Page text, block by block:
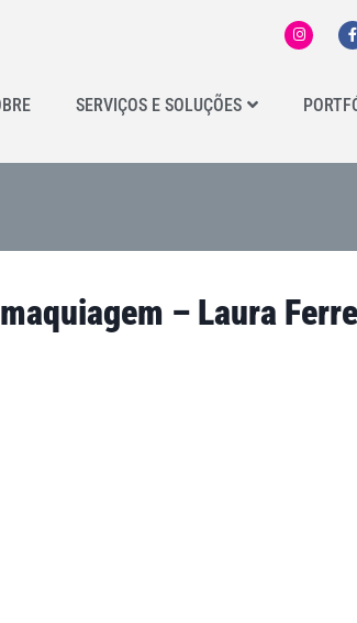
SERVIÇOS E SOLUÇÕES
– Laura